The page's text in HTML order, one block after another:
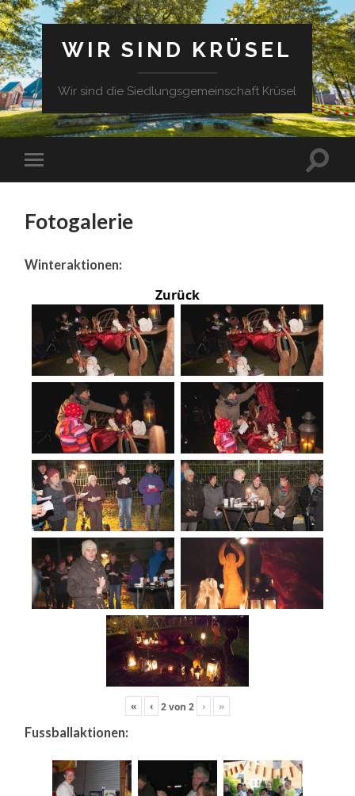
WIR SIND KRÜSEL
Wir sind die Siedlungsgemeinschaft Krüsel
Fotogalerie
Winteraktionen:
Zurück
« ‹ 2von 2 › »
Fussballaktionen: